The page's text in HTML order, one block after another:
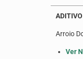
Arroio
Ver